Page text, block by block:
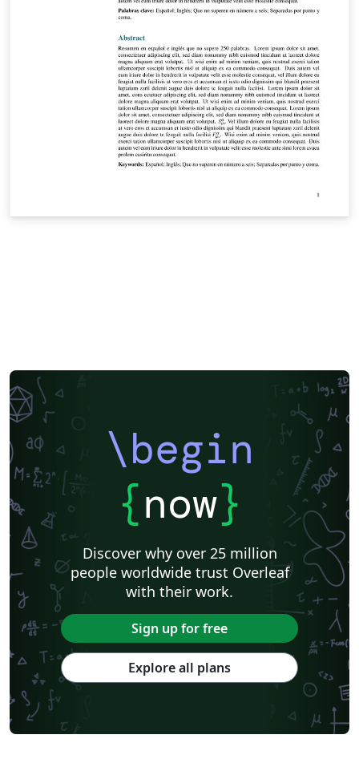
\begin
{now}
Discover why over 25 million
people worldwide trust Overleaf
with their work.
Sign up for free
Explore all plans